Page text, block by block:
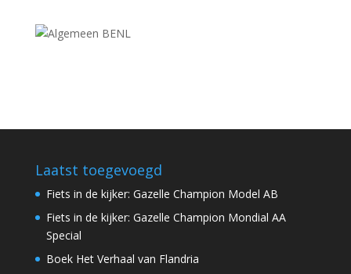
Laatst toegevoegd
Fiets in de kijker: Gazelle Champion Model AB
Fiets in de kijker: Gazelle Champion Mondial AA
Special
Boek Het Verhaal van Flandria